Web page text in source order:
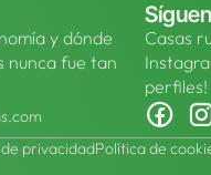
y dónde
nunca fue tan
Casas
perfiles!
privacidadPolítica de